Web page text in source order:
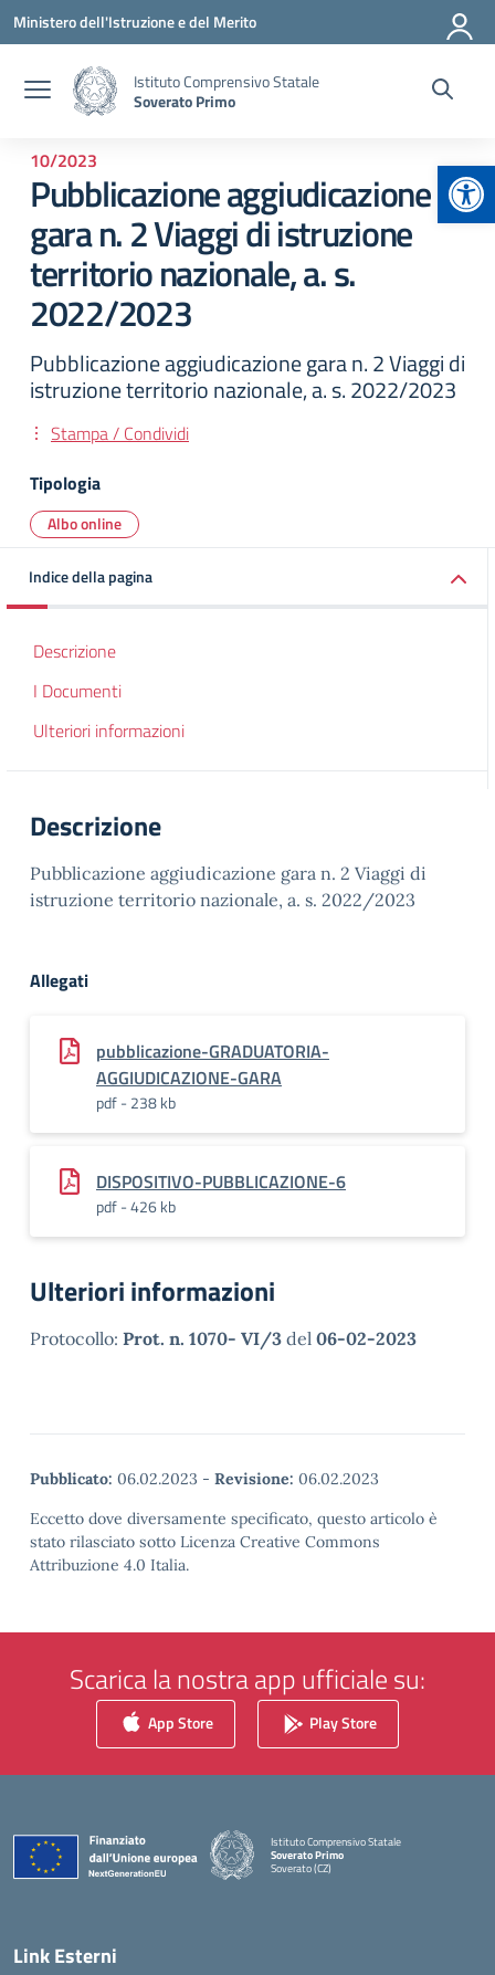
Vai ai contenuti
Vai al menu di navigazione
Vai al footer
Ministero dell'Istruzione e del Merito
Istituto Comprensivo Statale
Soverato Primo
10/2023
Pubblicazione aggiudicazione
gara n. 2 Viaggi di istruzione
territorio nazionale, a. s.
2022/2023
Pubblicazione aggiudicazione gara n. 2 Viaggi di
istruzione territorio nazionale, a. s. 2022/2023
Stampa / Condividi
Tipologia
Albo online
Indice della pagina
Descrizione
I Documenti
Ulteriori informazioni
Descrizione
Pubblicazione aggiudicazione gara n. 2 Viaggi di
istruzione territorio nazionale, a. s. 2022/2023
Allegati
pubblicazione-GRADUATORIA-
AGGIUDICAZIONE-GARA
pdf - 238 kb
DISPOSITIVO-PUBBLICAZIONE-6
pdf - 426 kb
Ulteriori informazioni
Protocollo: Prot. n. 1070- VI/3 del 06-02-2023
Pubblicato: 06.02.2023 - Revisione: 06.02.2023
Eccetto dove diversamente specificato, questo articolo è
stato rilasciato sotto Licenza Creative Commons
Attribuzione 4.0 Italia.
Scarica la nostra app ufficiale su:
App Store Play Store
Istituto Comprensivo Statale
Soverato Primo
Soverato (CZ)
Link Esterni